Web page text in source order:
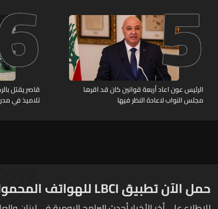
5
الرئيس عون اعاد أربعة قوانين كان قد اقرها
مجلس النواب لاعادة النظر فيها
قاصر يقتل
تلاميذ في
حمل الآن تطبيق LBCI للهواتف المحمولة